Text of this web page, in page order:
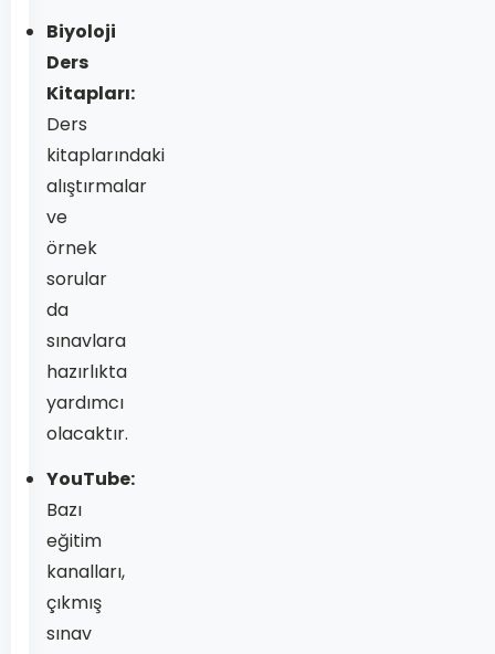
Biyoloji
Ders
Kitapları:
Ders
kitaplarındaki
alıştırmalar
ve
örnek
sorular
da
sınavlara
hazırlıkta
yardımcı
olacaktır.
YouTube:
Bazı
eğitim
kanalları,
çıkmış
sınav